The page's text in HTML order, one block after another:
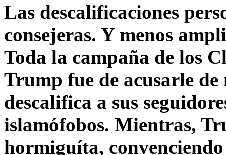
Las descalificaciones
consejeras. Y menos
Toda la campaña de los
Trump fue de acusarle
descalifica a sus
islamófobos. Mientras,
hormiguíta,